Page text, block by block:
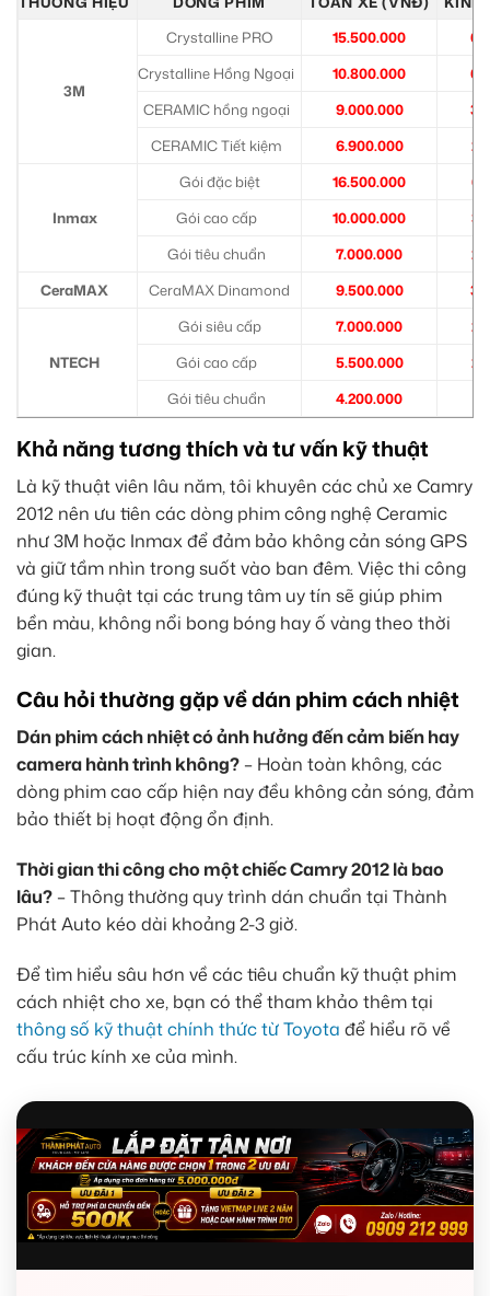
3M
Crystalline PRO 15.500.000
Crystalline Hồng Ngoại
10.800.000
CERAMIC hồng ngoại
9.000.000
CERAMIC Tiết kiệm
6.900.000
Inmax
Gói đặc biệt 16.500.000
Gói cao cấp
10.000.000
Gói tiêu chuẩn
7.000.000
CeraMAX
CeraMAX Dinamond 9.500.000
NTECH
Gói siêu cấp 7.000.000
Gói cao cấp
5.500.000
Gói tiêu chuẩn
4.200.000
Khả năng tương thích và tư vấn kỹ thuật
Là kỹ thuật viên lâu năm, tôi khuyên các chủ xe Camry
2012 nên ưu tiên các dòng phim công nghệ Ceramic
như 3M hoặc Inmax để đảm bảo không cản sóng GPS
và giữ tầm nhìn trong suốt vào ban đêm. Việc thi công
đúng kỹ thuật tại các trung tâm uy tín sẽ giúp phim
bền màu, không nổi bong bóng hay ố vàng theo thời
gian.
Câu hỏi thường gặp về dán phim cách nhiệt
Dán phim cách nhiệt có ảnh hưởng đến cảm biến hay
camera hành trình không? – Hoàn toàn không, các
dòng phim cao cấp hiện nay đều không cản sóng, đảm
bảo thiết bị hoạt động ổn định.
Thời gian thi công cho một chiếc Camry 2012 là bao
lâu? – Thông thường quy trình dán chuẩn tại Thành
Phát Auto kéo dài khoảng 2-3 giờ.
Để tìm hiểu sâu hơn về các tiêu chuẩn kỹ thuật phim
cách nhiệt cho xe, bạn có thể tham khảo thêm tại
thông số kỹ thuật chính thức từ Toyota để hiểu rõ về
cấu trúc kính xe của mình.